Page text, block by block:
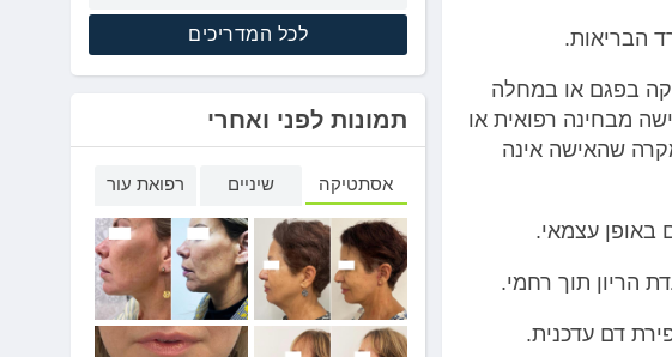
הבריאות.
בפגם או במחלה
מבחינה רפואית או
(מתחת גיל 17 ומעל גיל 40), ובמקרה שהאישה אינה
באופן עצמאי.
הריון תוך רחמי.
דם עדכנית.
לכל המדריכים
תמונות לפני ואחרי
אסתטיקה שיניים רפואת עור